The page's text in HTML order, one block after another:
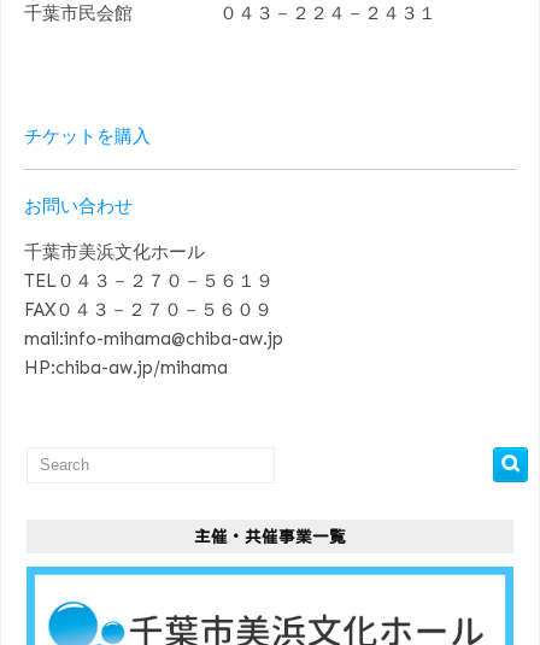
千葉市民会館 ０４３－２２４－２４３１
チケットを購入
お問い合わせ
千葉市美浜文化ホール
TEL０４３－２７０－５６１９
FAX０４３－２７０－５６０９
mail:info-mihama@chiba-aw.jp
HP:chiba-aw.jp/mihama
主催・共催事業一覧